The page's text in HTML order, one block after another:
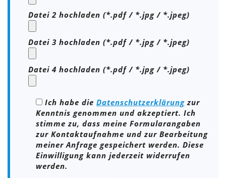
Datei 2 hochladen (*.pdf / *.jpg / *.jpeg)
Datei 3 hochladen (*.pdf / *.jpg / *.jpeg)
Datei 4 hochladen (*.pdf / *.jpg / *.jpeg)
Ich habe die Datenschutzerklärung zur
Kenntnis genommen und akzeptiert. Ich
stimme zu, dass meine Formularangaben
zur Kontaktaufnahme und zur Bearbeitung
meiner Anfrage gespeichert werden. Diese
Einwilligung kann jederzeit widerrufen
werden.